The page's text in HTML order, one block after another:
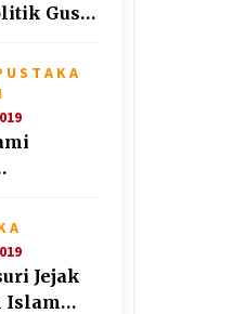
Gus
U S T A K A
A
Jejak
Islam